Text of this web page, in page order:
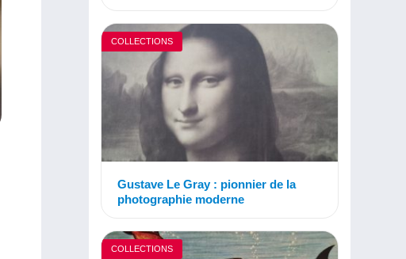
COLLECTIONS
Gustave Le Gray : pionnier de la
photographie moderne
COLLECTIONS